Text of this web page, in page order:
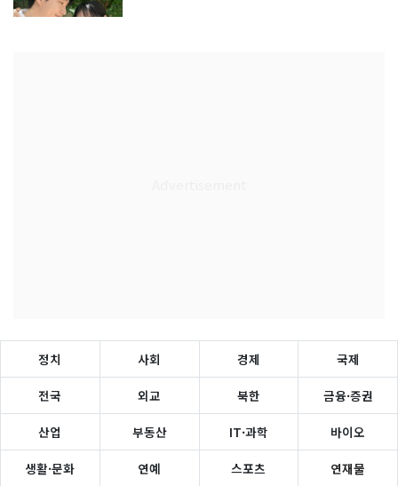
정치 사회 경제 국제
전국 외교 북한 금융·증권
산업 부동산 IT·과학 바이오
생활·문화 연예 스포츠 연재물